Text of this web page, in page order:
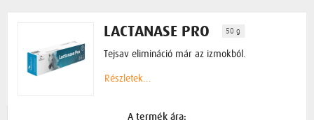
LACTANASE PRO 50 g
Tejsav elimináció már az izmokból.
Részletek...
A termék ára: